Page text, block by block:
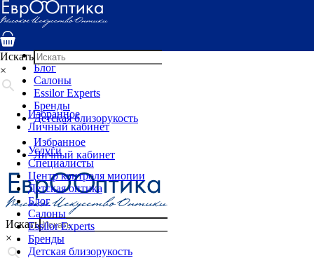
Услуги
Специалисты
Детская оптика
Блог
Салоны
Essilor Experts
Бренды
Детская близорукость
Избранное
Личный кабинет
Искать
×
Искать
×
Избранное
Личный кабинет
Услуги
Специалисты
Центр контроля миопии
Детская оптика
Блог
Салоны
Essilor Experts
Бренды
Детская близорукость